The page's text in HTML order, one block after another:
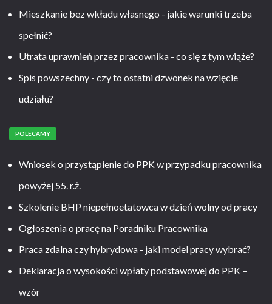
Mieszkanie bez wkładu własnego - jakie warunki trzeba
spełnić?
Utrata uprawnień przez pracownika - co się z tym wiąże?
Spis powszechny - czy to ostatni dzwonek na wzięcie
udziału?
POLECAMY
Wniosek o przystąpienie do PPK w przypadku pracownika
powyżej 55. r.ż.
Szkolenie BHP niepełnoetatowca w dzień wolny od pracy
Ogłoszenia o pracę na Poradniku Pracownika
Praca zdalna czy hybrydowa - jaki model pracy wybrać?
Deklaracja o wysokości wpłaty podstawowej do PPK –
wzór